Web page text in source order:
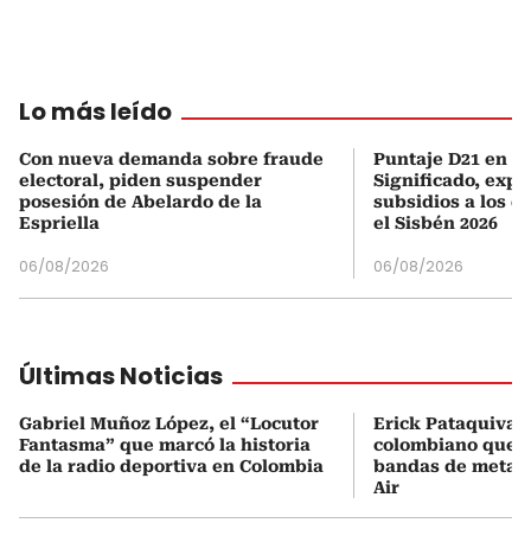
Lo más leído
Con nueva demanda sobre fraude
electoral, piden suspender
posesión de Abelardo de la
Espriella
06/08/2026
Puntaje D21 en
Significado,
subsidios a los
el Sisbén 2026
06/08/2026
Últimas Noticias
Gabriel Muñoz López, el “Locutor
Fantasma” que marcó la historia
de la radio deportiva en Colombia
Erick Pataquiva,
colombiano que
bandas de metal
Air